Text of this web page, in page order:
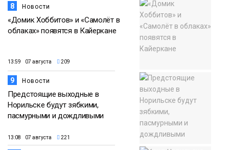
8 Новости
«Домик Хоббитов» и «Самолёт в
облаках» появятся в Кайеркане
13:59 07 августа 209
9 Новости
Предстоящие выходные в
Норильске будут зябкими,
пасмурными и дождливыми
13:08 07 августа 221